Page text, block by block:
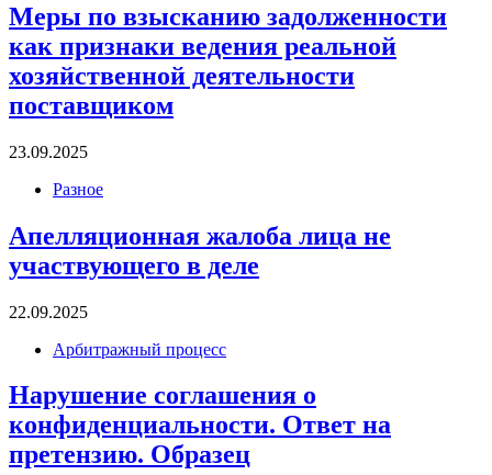
Меры по взысканию задолженности
как признаки ведения реальной
хозяйственной деятельности
поставщиком
23.09.2025
Разное
Апелляционная жалоба лица не
участвующего в деле
22.09.2025
Арбитражный процесс
Нарушение соглашения о
конфиденциальности. Ответ на
претензию. Образец